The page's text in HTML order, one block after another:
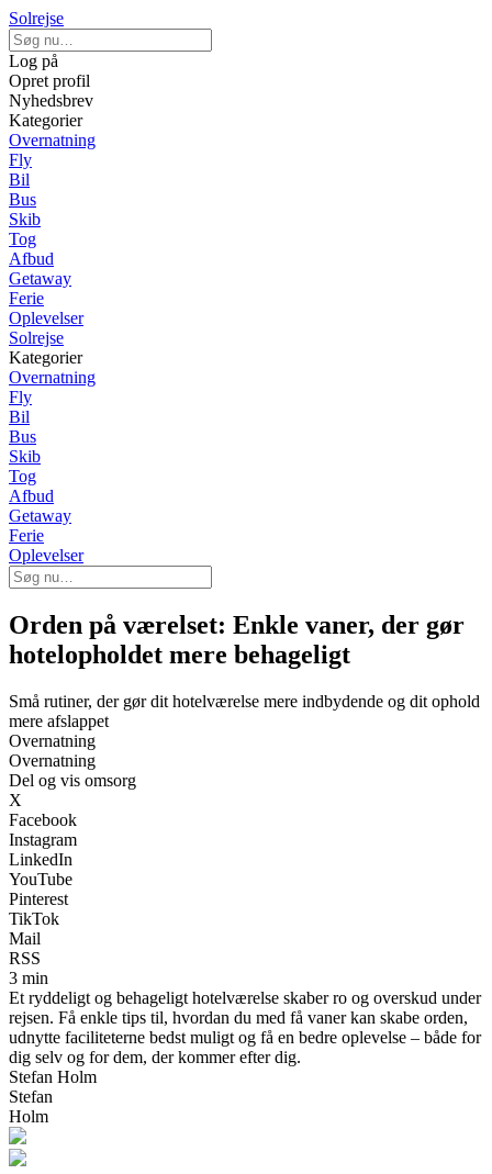
Solrejse
Log på
Opret profil
Nyhedsbrev
Kategorier
Overnatning
Fly
Bil
Bus
Skib
Tog
Afbud
Getaway
Ferie
Oplevelser
Solrejse
Kategorier
Overnatning
Fly
Bil
Bus
Skib
Tog
Afbud
Getaway
Ferie
Oplevelser
Orden på værelset: Enkle vaner, der gør
hotelopholdet mere behageligt
Små rutiner, der gør dit hotelværelse mere indbydende og dit ophold
mere afslappet
Overnatning
Overnatning
Del og vis omsorg
X
Facebook
Instagram
LinkedIn
YouTube
Pinterest
TikTok
Mail
RSS
3 min
Et ryddeligt og behageligt hotelværelse skaber ro og overskud under
rejsen. Få enkle tips til, hvordan du med få vaner kan skabe orden,
udnytte faciliteterne bedst muligt og få en bedre oplevelse – både for
dig selv og for dem, der kommer efter dig.
Stefan Holm
Stefan
Holm